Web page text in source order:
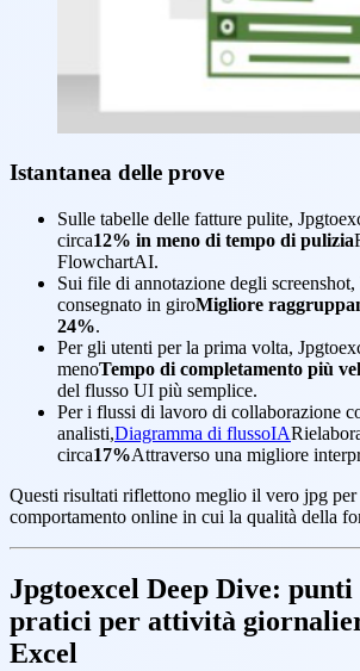
Istantanea delle prove
Sulle tabelle delle fatture pulite,
circa12% in meno di tempo di pulizia
FlowchartAI.
Sui file di annotazione degli
consegnato in giroMigliore
24%.
Per gli utenti per la prima volta,
menoTempo di completamento più
del flusso UI più semplice.
Per i flussi di lavoro di collaborazione
analisti,Diagramma di flussoIA
circa17%Attraverso una migliore
Questi risultati riflettono meglio il vero jpg per
comportamento online in cui la qualità della
Jpgtoexcel Deep Dive:
pratici per attività
Excel